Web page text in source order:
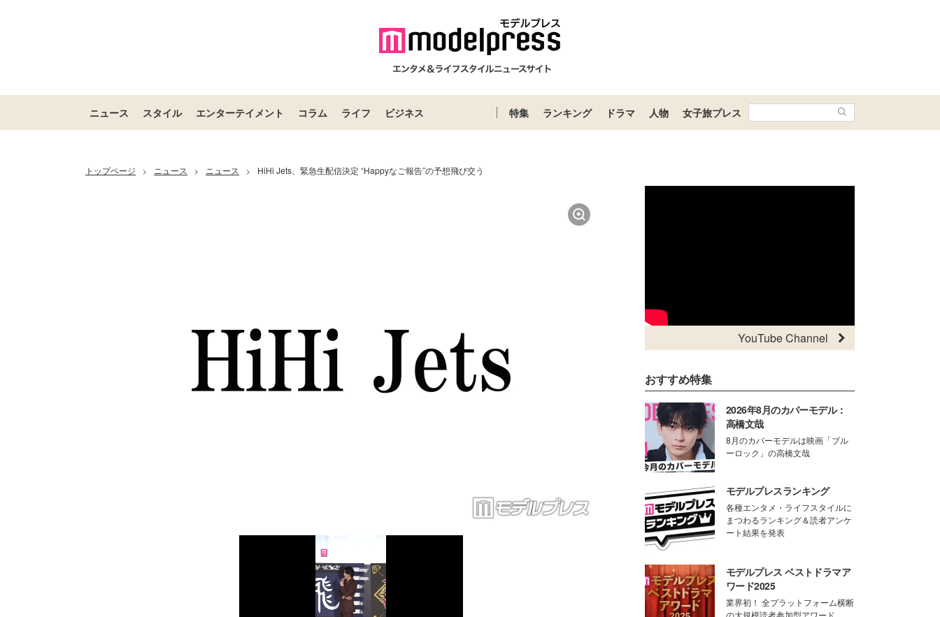
ニュース スタイル エンターテイメント コラム ライフ ビジネス 特集 ランキング ドラマ 人物 女子旅プレス
トップページ > ニュース > ニュース > HiHi Jets、緊急生配信決定 “Happyなご報告”の予想飛び交う
YouTube Channel
おすすめ特集
2026年8月のカバーモデル：
高橋文哉
8月のカバーモデルは映画「ブル
ーロック」の高橋文哉
モデルプレスランキング
各種エンタメ・ライフスタイルに
まつわるランキング＆読者アンケ
ート結果を発表
モデルプレス ベストドラマア
ワード2025
業界初！ 全プラットフォーム横断
の大規模読者参加型アワード